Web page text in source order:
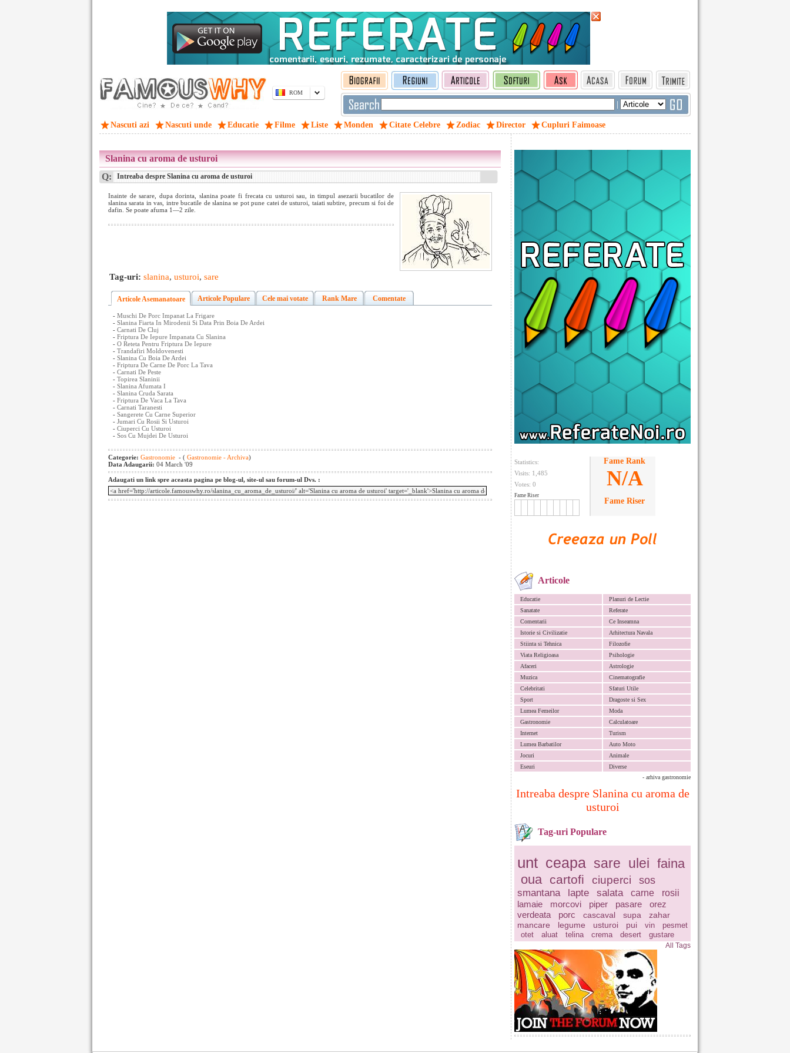
ROM
|
Nascuti azi Nascuti unde Educatie Filme Liste Monden Citate Celebre Zodiac Director Cupluri Faimoase
Statistics:
Visits: 1,485
Votes: 0
Fame Riser
Fame Rank
N/A
Fame Riser
Articole
Educatie
Planuri de Lectie
Sanatate
Referate
Comentarii
Ce Inseamna
Istorie si Civilizatie
Arhitectura Navala
Stiinta si Tehnica
Filozofie
Viata Religioasa
Psihologie
Afaceri
Astrologie
Muzica
Cinematografie
Celebritati
Sfaturi Utile
Sport
Dragoste si Sex
Lumea Femeilor
Moda
Gastronomie
Calculatoare
Internet
Turism
Lumea Barbatilor
Auto Moto
Jocuri
Animale
Eseuri
Diverse
- arhiva gastronomie
Intreaba despre Slanina cu aroma de
usturoi
Tag-uri Populare
unt ceapa sare ulei faina
oua
cartofi ciuperci sos
smantana lapte salata carne
rosii
lamaie
morcovi piper pasare
orez
verdeata
porc cascaval supa
zahar
mancare
legume usturoi pui vin
pesmet
otet
aluat telina crema desert gustare
All Tags
Slanina cu aroma de usturoi
Q: Intreaba despre Slanina cu aroma de usturoi
Inainte de sarare, dupa dorinta, slanina poate fi frecata cu usturoi sau, in timpul asezarii bucatilor de
slanina sarata in vas, intre bucatile de slanina se pot pune catei de usturoi, taiati subtire, precum si foi de
dafin. Se poate afuma 1—2 zile.
Tag-uri: slanina, usturoi, sare
Articole Asemanatoare Articole Populare Cele mai votate Rank Mare Comentate
- Muschi De Porc Impanat La Frigare
- Slanina Fiarta In Mirodenii Si Data Prin Boia De Ardei
- Carnati De Cluj
- Friptura De Iepure Impanata Cu Slanina
- O Reteta Pentru Friptura De Iepure
- Trandafiri Moldovenesti
- Slanina Cu Boia De Ardei
- Friptura De Carne De Porc La Tava
- Carnati De Peste
- Topirea Slaninii
- Slanina Afumata I
- Slanina Cruda Sarata
- Friptura De Vaca La Tava
- Carnati Taranesti
- Sangerete Cu Carne Superior
- Jumari Cu Rosii Si Usturoi
- Ciuperci Cu Usturoi
- Sos Cu Mujdei De Usturoi
Categorie: Gastronomie - ( Gastronomie - Archiva)
Data Adaugarii: 04 March '09
Adaugati un link spre aceasta pagina pe blog-ul, site-ul sau forum-ul Dvs. :